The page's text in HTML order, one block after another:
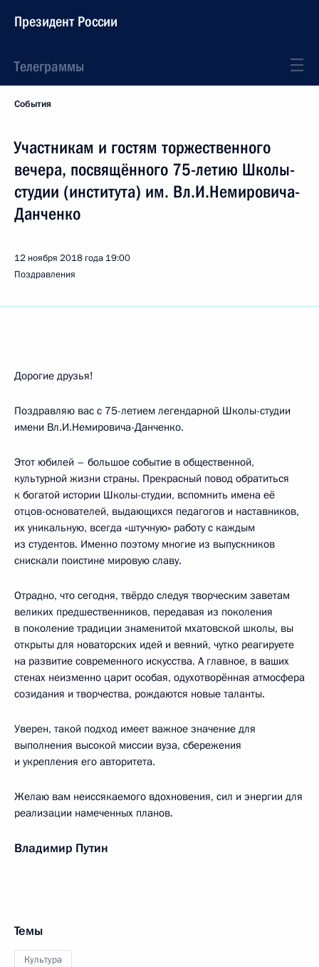
Президент России
Телеграммы
События
Участникам и гостям торжественного
вечера, посвящённого 75-летию Школы-
студии (института) им. Вл.И.Немировича-
Данченко
12 ноября 2018 года 19:00
Поздравления
Дорогие друзья!
Поздравляю вас с 75-летием легендарной Школы-студии
имени Вл.И.Немировича-Данченко.
Этот юбилей – большое событие в общественной,
культурной жизни страны. Прекрасный повод обратиться
к богатой истории Школы-студии, вспомнить имена её
отцов-основателей, выдающихся педагогов и наставников,
их уникальную, всегда «штучную» работу с каждым
из студентов. Именно поэтому многие из выпускников
снискали поистине мировую славу.
Отрадно, что сегодня, твёрдо следуя творческим заветам
великих предшественников, передавая из поколения
в поколение традиции знаменитой мхатовской школы, вы
открыты для новаторских идей и веяний, чутко реагируете
на развитие современного искусства. А главное, в ваших
стенах неизменно царит особая, одухотворённая атмосфера
созидания и творчества, рождаются новые таланты.
Уверен, такой подход имеет важное значение для
выполнения высокой миссии вуза, сбережения
и укрепления его авторитета.
Желаю вам неиссякаемого вдохновения, сил и энергии для
реализации намеченных планов.
Владимир Путин
Темы
Культура